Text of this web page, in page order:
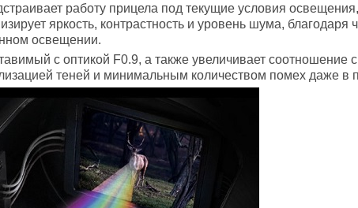
работу прицела под текущие условия
яркость, контрастность и уровень шума, благодаря
освещении.
с оптикой F0.9, а также увеличивает соотношение
теней и минимальным количеством помех даже в